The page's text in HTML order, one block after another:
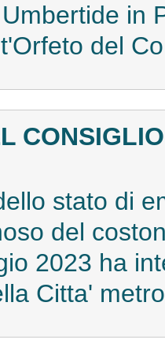
in
del
stato di
del
2023 ha
Citta'